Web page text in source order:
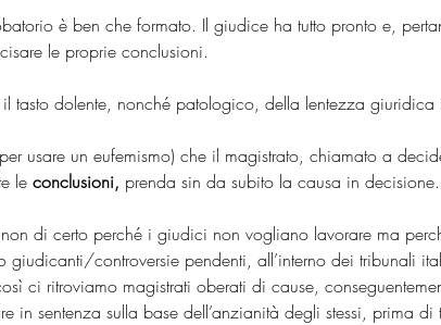
è ben che formato. Il giudice ha tutto pronto e,
le proprie conclusioni.
tasto dolente, nonché patologico, della lentezza giuridica
usare un eufemismo) che il magistrato, chiamato a
le conclusioni, prenda sin da subito la causa in decisione.
di certo perché i giudici non vogliano lavorare ma
giudicanti/controversie pendenti, all’interno dei tribunali
ci ritroviamo magistrati oberati di cause,
in sentenza sulla base dell’anzianità degli stessi, prima di